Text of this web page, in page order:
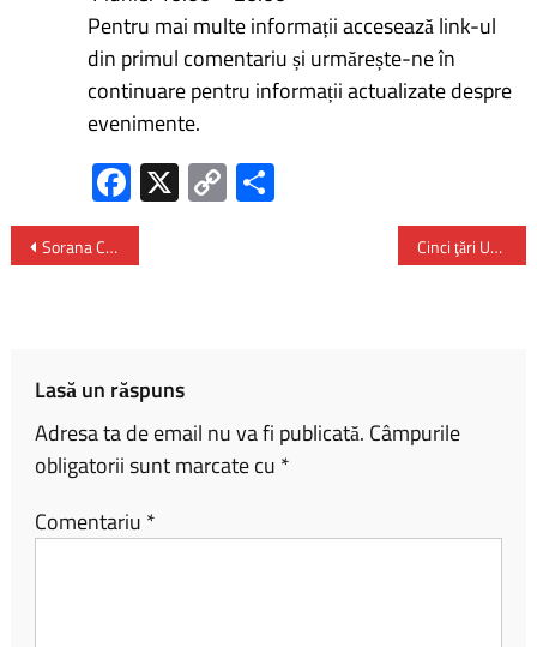
Pentru mai multe informații accesează link-ul
din primul comentariu și urmărește-ne în
continuare pentru informații actualizate despre
evenimente.
Fa
ce
b
X C
o
Sorana Cîrstea s-a calificat în turul al doilea la Roland Garros Cinci ţări UE solicită Bruxelles-ului noi măsuri pentru a proteja industria europeană
Lasă un răspuns
Adresa ta de email nu va fi publicată. Câmpurile
obligatorii sunt marcate cu *
Comentariu *